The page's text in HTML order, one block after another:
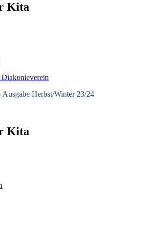
Kita
Ausgabe Herbst/Winter 23/24
Kita